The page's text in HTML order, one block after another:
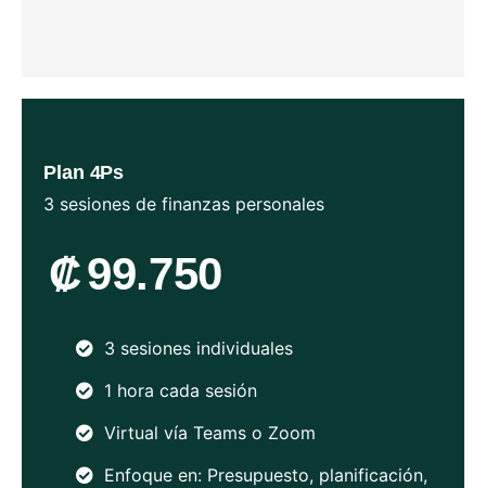
Plan 4Ps
3 sesiones de finanzas personales
₡99.750
3 sesiones individuales
1 hora cada sesión
Virtual vía Teams o Zoom
Enfoque en: Presupuesto, planificación,